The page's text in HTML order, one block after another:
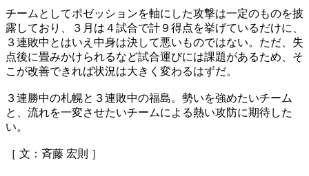
チームとしてポゼッションを軸にした攻撃は一定のものを披
露しており、３月は４試合で計９得点を挙げているだけに、
３連敗中とはいえ中身は決して悪いものではない。ただ、失
点後に畳みかけられるなど試合運びには課題があるため、そ
こが改善できれば状況は大きく変わるはずだ。
３連勝中の札幌と３連敗中の福島。勢いを強めたいチーム
と、流れを一変させたいチームによる熱い攻防に期待した
い。
［ 文：斉藤 宏則 ］